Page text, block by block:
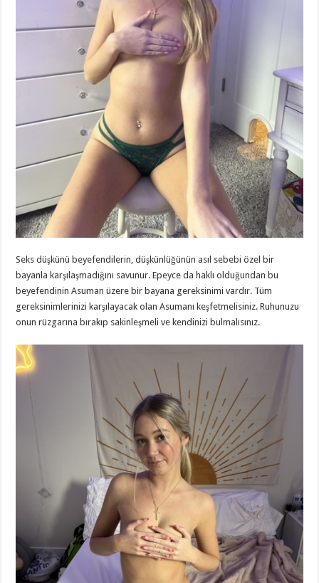
Seks düşkünü beyefendilerin, düşkünlüğünün asıl sebebi özel bir
bayanla karşılaşmadığını savunur. Epeyce da haklı olduğundan bu
beyefendinin Asuman üzere bir bayana gereksinimi vardır. Tüm
gereksinimlerinizi karşılayacak olan Asumanı keşfetmelisiniz. Ruhunuzu
onun rüzgarına bırakıp sakinleşmeli ve kendinizi bulmalısınız.